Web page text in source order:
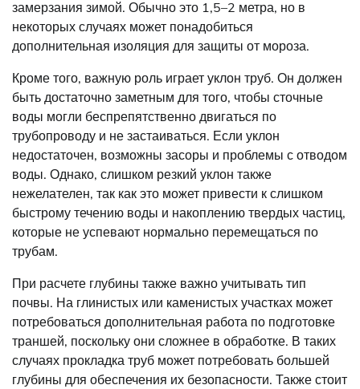
замерзания зимой. Обычно это 1,5–2 метра, но в
некоторых случаях может понадобиться
дополнительная изоляция для защиты от мороза.
Кроме того, важную роль играет уклон труб. Он должен
быть достаточно заметным для того, чтобы сточные
воды могли беспрепятственно двигаться по
трубопроводу и не застаиваться. Если уклон
недостаточен, возможны засоры и проблемы с отводом
воды. Однако, слишком резкий уклон также
нежелателен, так как это может привести к слишком
быстрому течению воды и накоплению твердых частиц,
которые не успевают нормально перемещаться по
трубам.
При расчете глубины также важно учитывать тип
почвы. На глинистых или каменистых участках может
потребоваться дополнительная работа по подготовке
траншей, поскольку они сложнее в обработке. В таких
случаях прокладка труб может потребовать большей
глубины для обеспечения их безопасности. Также стоит